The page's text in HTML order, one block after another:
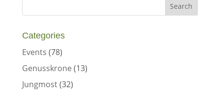
Categories
Events (78)
Genusskrone (13)
Jungmost(32)